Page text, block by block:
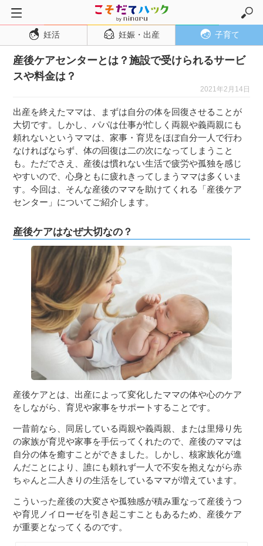
トップページ
妊活
妊娠・出産
妊娠初期
妊娠中期
妊娠後期
出産
子育て・育児
１歳児
２歳児
３〜６歳児
７〜１２歳児
妊活 妊娠・出産 子育て
産後ケアセンターとは？施設で受けられるサービ
スや料金は？
2021年2月14日
出産を終えたママは、まずは自分の体を回復させることが
大切です。しかし、パパは仕事が忙しく両親や義両親にも
頼れないというママは、家事・育児をほぼ自分一人で行わ
なければならず、体の回復は二の次になってしまうこと
も。ただでさえ、産後は慣れない生活で疲労や孤独を感じ
やすいので、心身ともに疲れきってしまうママは多くいま
す。今回は、そんな産後のママを助けてくれる「産後ケア
センター」についてご紹介します。
産後ケアはなぜ大切なの？
産後ケアとは、出産によって変化したママの体や心のケア
をしながら、育児や家事をサポートすることです。
一昔前なら、同居している両親や義両親、または里帰り先
の家族が育児や家事を手伝ってくれたので、産後のママは
自分の体を癒すことができました。しかし、核家族化が進
んだことにより、誰にも頼れず一人で不安を抱えながら赤
ちゃんと二人きりの生活をしているママが増えています。
こういった産後の大変さや孤独感が積み重なって産後うつ
や育児ノイローゼを引き起こすこともあるため、産後ケア
が重要となってくるのです。